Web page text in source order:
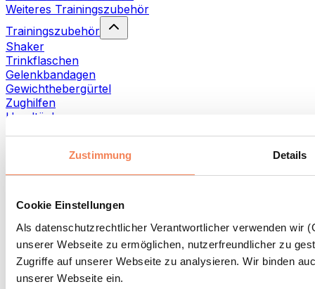
Zustimmung Details
Cookie Einstellungen
Als datenschutzrechtlicher Verantwortlicher verwenden wir
unserer Webseite zu ermöglichen, nutzerfreundlicher zu
Zugriffe auf unserer Webseite zu analysieren. Wir binden
unserer Webseite ein.
Weiteres Trainingszubehör
Trainingszubehör
Shaker
Trinkflaschen
Gelenkbandagen
Gewichthebergürtel
Zughilfen
Handtücher
Faszien- und Massagerollen
Weitere Rehabilitationshilfen
Taschen & Rucksäcke
Essenstaschen und Meal-Prep-Zubehör
Sporttaschen